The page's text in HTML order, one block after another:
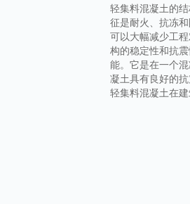
轻集料混凝土的
征是耐火、抗冻
可以大幅减少工
构的稳定性和抗
能。它是在一个
凝土具有良好的
轻集料混凝土在建